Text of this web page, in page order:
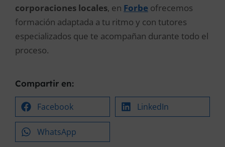
corporaciones locales, en Forbe ofrecemos
formación adaptada a tu ritmo y con tutores
especializados que te acompañan durante todo el
proceso.
Compartir en:
Facebook LinkedIn
WhatsApp